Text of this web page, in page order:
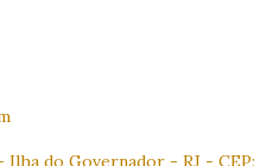
Ilha do Governador - RJ - CEP: